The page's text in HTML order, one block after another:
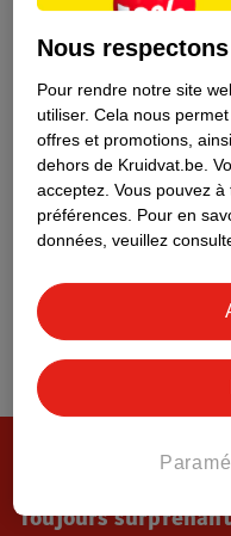
Toujours
Nous
Pour rendre notre site
utiliser. Cela nous
offres et promotions,
dehors de Kruidvat.be.
acceptez. Vous pouvez
préférences. Pour en
données, veuillez